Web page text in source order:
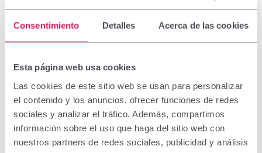
Consentimiento Detalles Acerca de las cookies
Esta página web usa cookies
Las cookies de este sitio web se usan para personalizar
el contenido y los anuncios, ofrecer funciones de redes
sociales y analizar el tráfico. Además, compartimos
información sobre el uso que haga del sitio web con
nuestros partners de redes sociales, publicidad y análisis
Todas
nuestras
marcas